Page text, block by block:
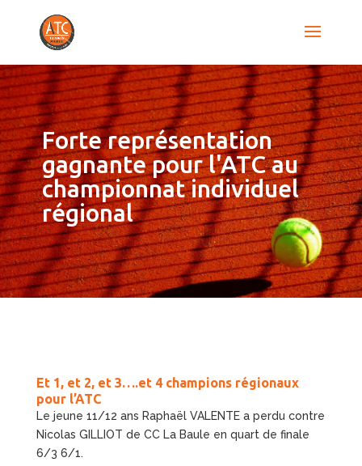
Forte représentation
gagnante pour l'ATC au
championnat individuel
régional
Et 1, et 2, et 3….et 4 champions régionaux
pour l’ATC
Le jeune 11/12 ans Raphaël VALENTE a perdu contre
Nicolas GILLIOT de CC La Baule en quart de finale
6/3 6/1.